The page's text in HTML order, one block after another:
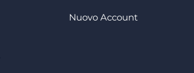
Nuovo Account